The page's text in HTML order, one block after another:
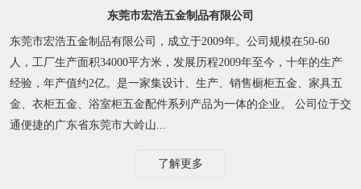
东莞市宏浩五金制品有限公司
东莞市宏浩五金制品有限公司，成立于2009年。公司规模在50-60
人，工厂生产面积34000平方米，发展历程2009年至今，十年的生产
经验，年产值约2亿。是一家集设计、生产、销售橱柜五金、家具五
金、衣柜五金、浴室柜五金配件系列产品为一体的企业。 公司位于交
通便捷的广东省东莞市大岭山...
了解更多